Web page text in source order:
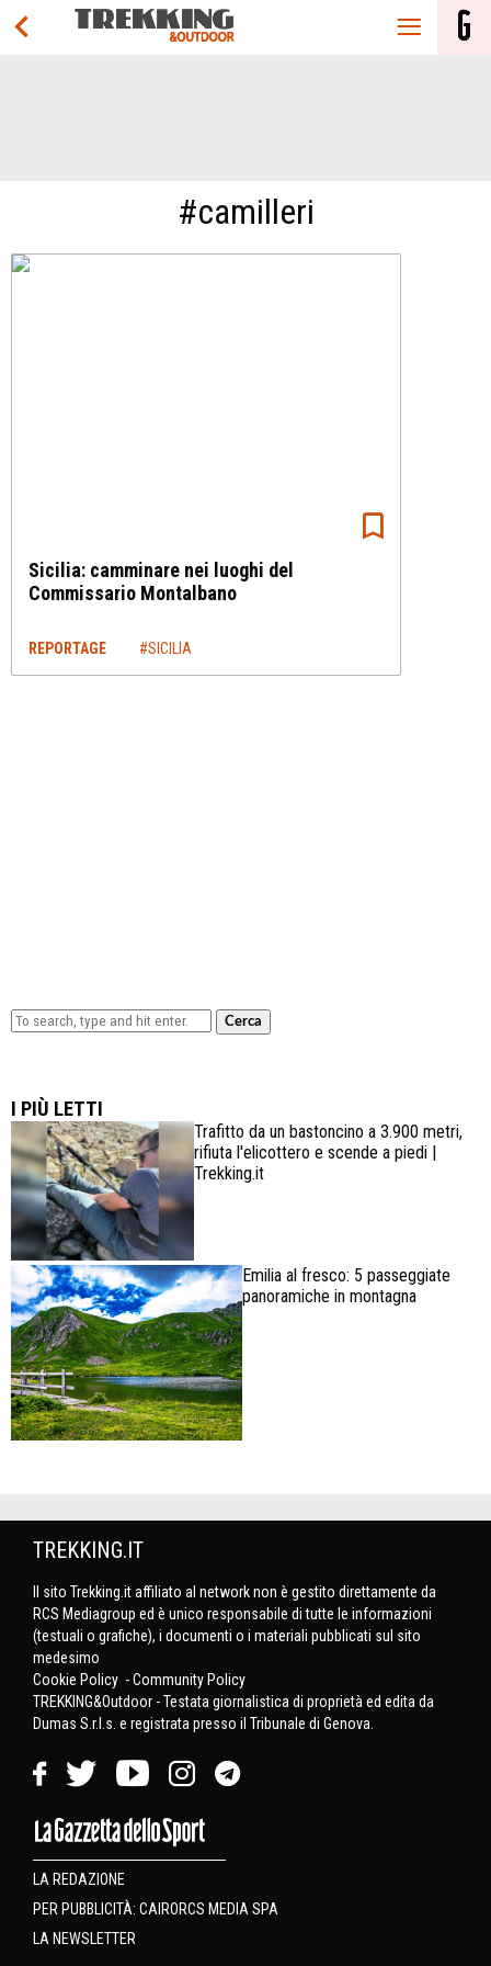
#camilleri
Sicilia: camminare nei luoghi del
Commissario Montalbano
REPORTAGE #SICILIA
Cerca
I PIÙ LETTI
Trafitto da un bastoncino a 3.900 metri,
rifiuta l'elicottero e scende a piedi |
Trekking.it
Emilia al fresco: 5 passeggiate
panoramiche in montagna
TREKKING.IT
Il sito Trekking.it affiliato al network non è gestito direttamente da
RCS Mediagroup ed è unico responsabile di tutte le informazioni
(testuali o grafiche), i documenti o i materiali pubblicati sul sito
medesimo
Cookie Policy -Community Policy
TREKKING&Outdoor - Testata giornalistica di proprietà ed edita da
Dumas S.r.l.s. e registrata presso il Tribunale di Genova.
LA REDAZIONE
PER PUBBLICITÀ: CAIRORCS MEDIA SPA
LA NEWSLETTER